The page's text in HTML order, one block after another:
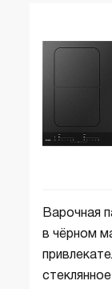
Варочная
в чёрном